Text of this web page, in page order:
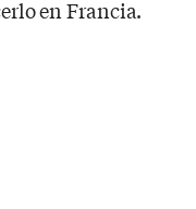
en Francia.